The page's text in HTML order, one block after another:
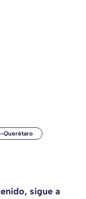
Querétaro
sigue a